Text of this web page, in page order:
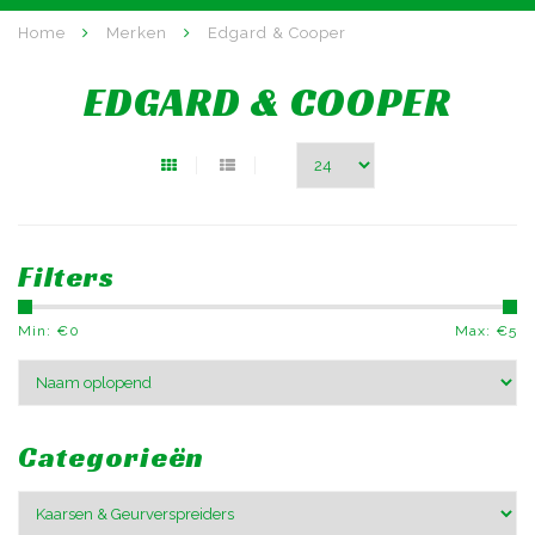
Home Merken Edgard & Cooper
EDGARD & COOPER
Filters
Min: €0 Max: €5
Categorieën